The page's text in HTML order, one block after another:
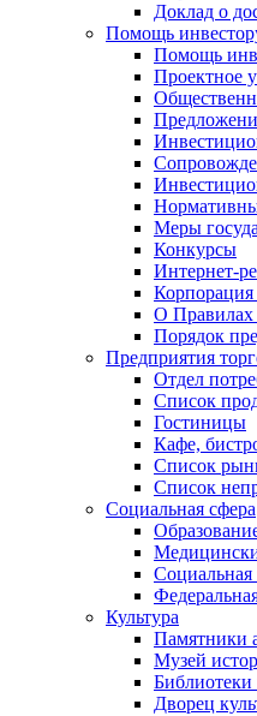
Доклад о
Помощь
Помощь
Проектное
Меры
Конкурсы
Интернет-
О Правилах
Порядок
Предприятия
Отдел
Список
Гостиницы
Кафе,
Cписок
Список
Социальная сфера
Социальная
Культура
Памятники
Музей
Библиотеки
Дворец